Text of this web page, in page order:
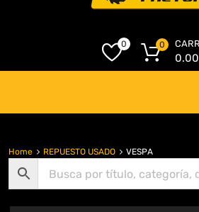
0
0.00
0
Home REPUESTO USADO VESPA